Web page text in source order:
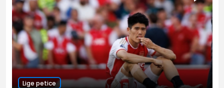
Lige petice